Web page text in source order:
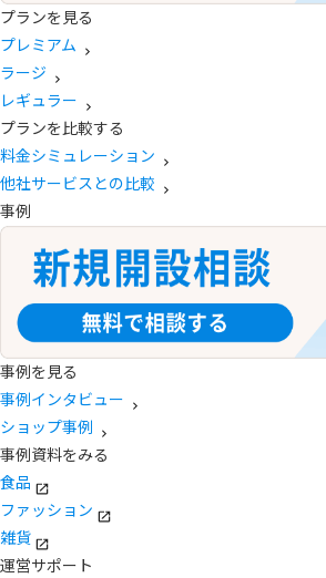
プランを見る
プレミアム
ラージ
レギュラー
プランを比較する
料金シミュレーション
他社サービスとの比較
事例
事例を見る
事例インタビュー
ショップ事例
事例資料をみる
食品
ファッション
雑貨
運営サポート